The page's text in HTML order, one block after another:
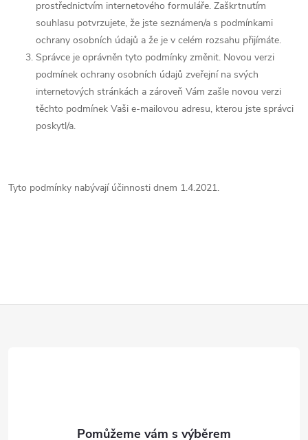
prostřednictvím internetového formuláře. Zaškrtnutím
souhlasu potvrzujete, že jste seznámen/a s podmínkami
ochrany osobních údajů a že je v celém rozsahu přijímáte.
Správce je oprávněn tyto podmínky změnit. Novou verzi
podmínek ochrany osobních údajů zveřejní na svých
internetových stránkách a zároveň Vám zašle novou verzi
těchto podmínek Vaši e-mailovou adresu, kterou jste správci
poskytl/a.
Tyto podmínky nabývají účinnosti dnem 1.4.2021.